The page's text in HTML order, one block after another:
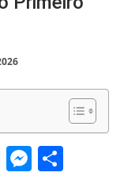
Telegram